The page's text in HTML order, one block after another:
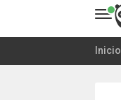
Inicio